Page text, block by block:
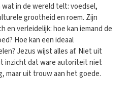
wat in de wereld telt: voedsel,
grootheid en roem. Zijn
en verleidelijk: hoe kan iemand de
Hoe kan een ideaal
Jezus wijst alles af. Niet uit
inzicht dat ware autoriteit niet
maar uit trouw aan het goede.